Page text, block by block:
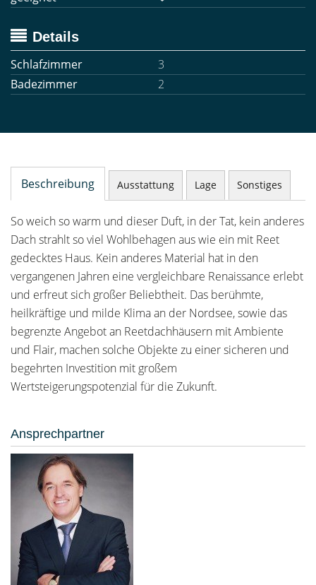
Details
Schlafzimmer
3
Badezimmer
2
Beschreibung Ausstattung Lage Sonstiges
So weich so warm und dieser Duft, in der Tat, kein anderes
Dach strahlt so viel Wohlbehagen aus wie ein mit Reet
gedecktes Haus. Kein anderes Material hat in den
vergangenen Jahren eine vergleichbare Renaissance erlebt
und erfreut sich großer Beliebtheit. Das berühmte,
heilkräftige und milde Klima an der Nordsee, sowie das
begrenzte Angebot an Reetdachhäusern mit Ambiente
und Flair, machen solche Objekte zu einer sicheren und
begehrten Investition mit großem
Wertsteigerungspotenzial für die Zukunft.
Ansprechpartner